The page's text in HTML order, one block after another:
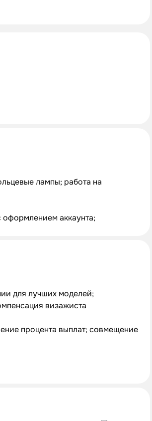
лампы; работа на
аккаунта;
для лучших моделей;
визажиста
процента выплат; совмещение